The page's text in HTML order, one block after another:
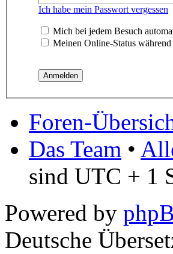
Ich habe mein Passwort vergessen
Mich bei jedem Besuch
Meinen Online-Status
Foren-
Das Team •
sind UTC + 1
Powered by
Deutsche